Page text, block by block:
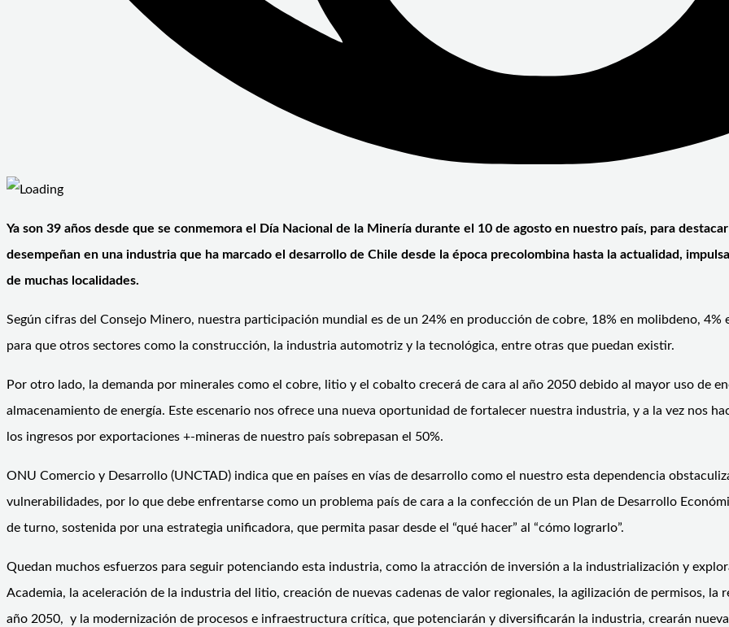
Ya son 39 años desde que se conmemora el Día Nacional de la Minería durante el 10 de agosto en nuestro país, para
desempeñan en una industria que ha marcado el desarrollo de Chile desde la época precolombina hasta la actualidad,
de muchas localidades.
Según cifras del Consejo Minero, nuestra participación mundial es de un 24% en producción de cobre, 18% en molibdeno,
para que otros sectores como la construcción, la industria automotriz y la tecnológica, entre otras que puedan existir.
Por otro lado, la demanda por minerales como el cobre, litio y el cobalto crecerá de cara al año 2050 debido al mayor uso de
almacenamiento de energía. Este escenario nos ofrece una nueva oportunidad de fortalecer nuestra industria, y a la vez nos
los ingresos por exportaciones +-mineras de nuestro país sobrepasan el 50%.
ONU Comercio y Desarrollo (UNCTAD) indica que en países en vías de desarrollo como el nuestro esta dependencia
vulnerabilidades, por lo que debe enfrentarse como un problema país de cara a la confección de un Plan de Desarrollo
de turno, sostenida por una estrategia unificadora, que permita pasar desde el “qué hacer” al “cómo lograrlo”.
Quedan muchos esfuerzos para seguir potenciando esta industria, como la atracción de inversión a la industrialización y
Academia, la aceleración de la industria del litio, creación de nuevas cadenas de valor regionales, la agilización de permisos,
año 2050, y la modernización de procesos e infraestructura crítica, que potenciarán y diversificarán la industria, crearán